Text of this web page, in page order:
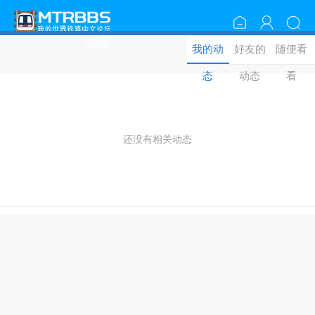
我的动
态
好友的
动态
随便看
看
还没有相关动态